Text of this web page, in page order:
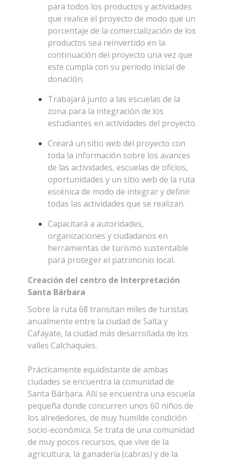
para todos los productos y actividades
que realice el proyecto de modo que un
porcentaje de la comercialización de los
productos sea reinvertido en la
continuación del proyecto una vez que
este cumpla con su período inicial de
donación.
Trabajará junto a las escuelas de la
zona para la integración de los
estudiantes en actividades del proyecto.
Creará un sitio web del proyecto con
toda la información sobre los avances
de las actividades, escuelas de oficios,
oportunidades y un sitio web de la ruta
escénica de modo de integrar y definir
todas las actividades que se realizan.
Capacitará a autoridades,
organizaciones y ciudadanos en
herramientas de turismo sustentable
para proteger el patrimonio local.
Creación del centro de Interpretación
Santa Bárbara
Sobre la ruta 68 transitan miles de turistas
anualmente entre la ciudad de Salta y
Cafayate, la ciudad más desarrollada de los
valles Calchaquíes.
Prácticamente equidistante de ambas
ciudades se encuentra la comunidad de
Santa Bárbara. Allí se encuentra una escuela
pequeña donde concurren unos 60 niños de
los alrededores, de muy humilde condición
socio-económica. Se trata de una comunidad
de muy pocos recursos, que vive de la
agricultura, la ganadería (cabras) y de la